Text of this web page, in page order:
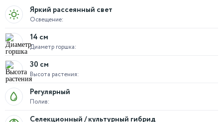
Освещение:
Яркий рассеянный свет
Диаметр горшка:
14 см
Высота растения:
30 см
Полив:
Регулярный
Селекционный / культурный гибрид